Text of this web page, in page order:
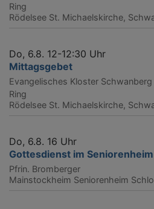
Ring
Rödelsee St. Michaelskirche,
Do, 6.8. 12-12:30 Uhr
Mittagsgebet
Evangelisches Kloster
Ring
Rödelsee St. Michaelskirche,
Do, 6.8. 16 Uhr
Gottesdienst im Seniorenheim
Pfrin. Bromberger
Mainstockheim Seniorenheim